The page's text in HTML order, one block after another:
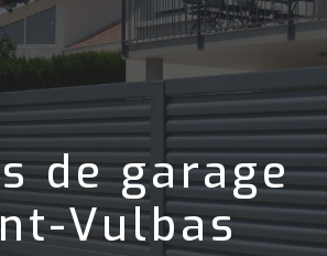
de garage
Vulbas
cookies